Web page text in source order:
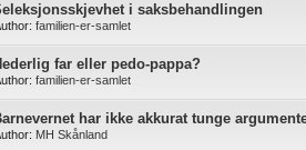
i saksbehandlingen
familien-er-samlet
far eller pedo-pappa?
familien-er-samlet
har ikke akkurat tunge
MH Skånland